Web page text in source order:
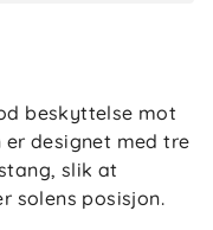
beskyttelse mot
er designet med tre
slik at
solens posisjon.